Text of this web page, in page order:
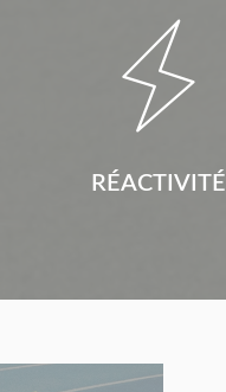

RÉACTIVITÉ